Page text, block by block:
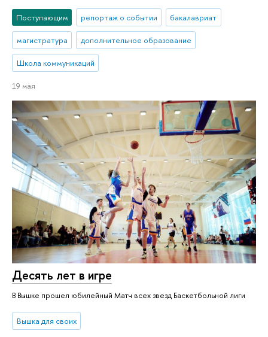
Поступающим репортаж о событии бакалавриат
магистратура дополнительное образование
Школа коммуникаций
19 мая
Десять лет в игре
В Вышке прошел юбилейный Матч всех звезд Баскетбольной лиги
Вышка для своих